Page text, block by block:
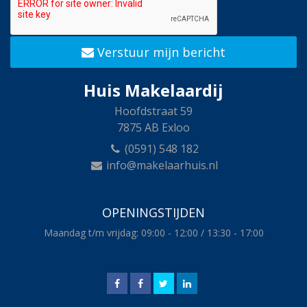
Verstuur mijn bericht
Huis Makelaardij
Hoofdstraat 59
7875 AB Exloo
(0591) 548 182
info@makelaarhuis.nl
OPENINGSTIJDEN
Maandag t/m vrijdag: 09:00 - 12:00 / 13:30 - 17:00